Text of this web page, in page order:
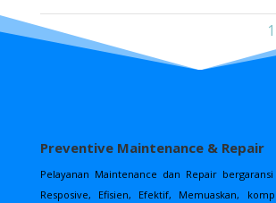
1
Preventive Maintenance & Repair
Pelayanan Maintenance dan Repair bergaransi
Resposive, Efisien, Efektif, Memuaskan,